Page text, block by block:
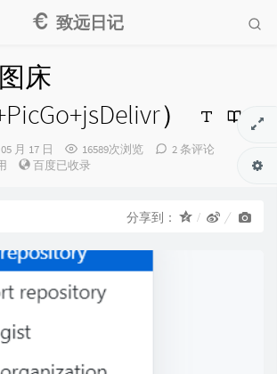
致远日记
床
）
月 17 日 16589次浏览
2 条评论
百度已收录
分享到：